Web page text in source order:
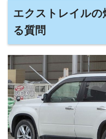
エクストレイルの
る質問